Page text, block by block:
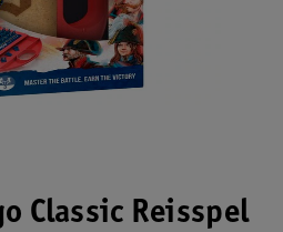
Classic Reisspel